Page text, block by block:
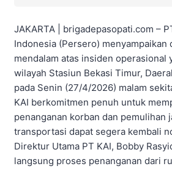
JAKARTA | brigadepasopati.com –
Indonesia (Persero) menyampaikan
mendalam atas insiden operasional
wilayah Stasiun Bekasi Timur,
pada Senin (27/4/2026) malam
KAI berkomitmen penuh untuk
penanganan korban dan pemulihan
transportasi dapat segera kembali
Direktur Utama PT KAI, Bobby
langsung proses penanganan dari